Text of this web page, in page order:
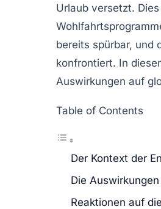
Urlaub versetzt.
bereits spürbar, und
konfrontiert. In
Auswirkungen auf
Table of Contents
Der Kontext der
Die
Reaktionen auf